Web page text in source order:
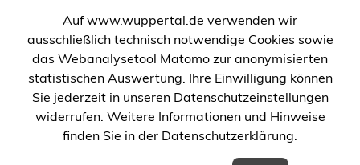
Auf www.wuppertal.de verwenden wir
ausschließlich technisch notwendige Cookies sowie
das Webanalysetool Matomo zur anonymisierten
statistischen Auswertung. Ihre Einwilligung können
Sie jederzeit in unseren Datenschutzeinstellungen
widerrufen. Weitere Informationen und Hinweise
finden Sie in der Datenschutzerklärung.